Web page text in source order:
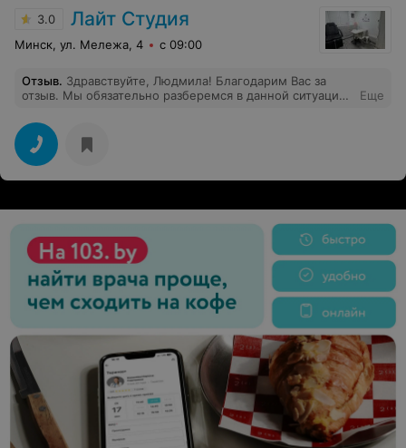
3.0 Лайт Студия
Минск, ул. Мележа, 4 с 09:00
Отзыв. Здравствуйте, Людмила! Благодарим Вас за
отзыв. Мы обязательно разберемся в данной ситуации
возможное, чтоб такого больше не
повторялось.Искренне сожалеем, что расстроили Вас.
Надеемся,что нам удастся сгладить неприятное
впечатление от обслуживания в нашей
парикмахерской и вернуть Ваше хорошее
Еще